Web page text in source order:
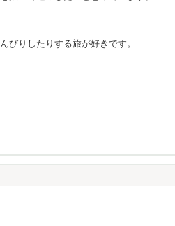
びりしたりする旅が好きです。